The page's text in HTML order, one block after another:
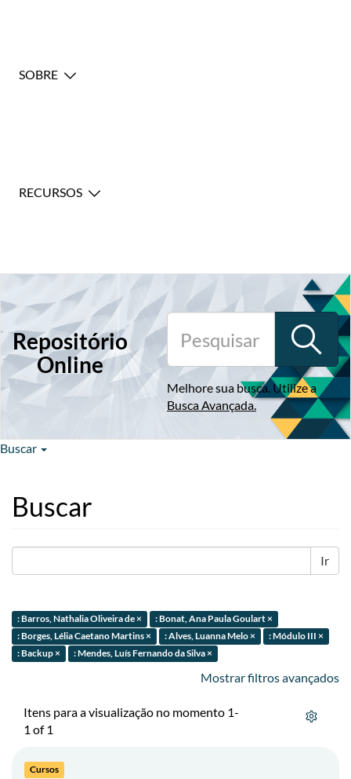
SOBRE
RECURSOS
Repositório
Online
Melhore sua busca. Utilize a
Busca Avançada.
Buscar
Buscar
Ir
: Barros, Nathalia Oliveira de ×
: Bonat, Ana Paula Goulart ×
: Borges, Lélia Caetano Martins ×
: Alves, Luanna Melo ×
: Módulo III ×
: Backup ×
: Mendes, Luís Fernando da Silva ×
Mostrar filtros avançados
Itens para a visualização no momento 1-
1 of 1
Cursos